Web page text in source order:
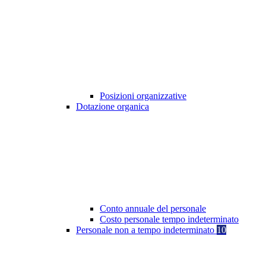
Posizioni organizzative
Dotazione organica
Conto annuale del personale
Costo personale tempo indeterminato
Personale non a tempo indeterminato 10